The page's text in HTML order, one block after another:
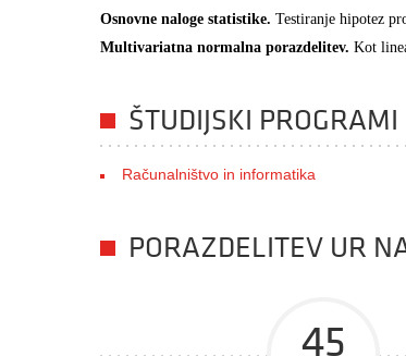
Osnovne naloge statistike. Testiranje hipotez
Multivariatna normalna porazdelitev. Kot
ŠTUDIJSKI PROGRAMI
Računalništvo in informatika
PORAZDELITEV UR
45